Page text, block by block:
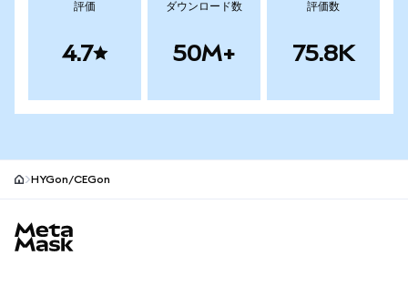
評価
4.7
ダウンロード数
50M+
評価数
75.8K
HYGon/CEGon